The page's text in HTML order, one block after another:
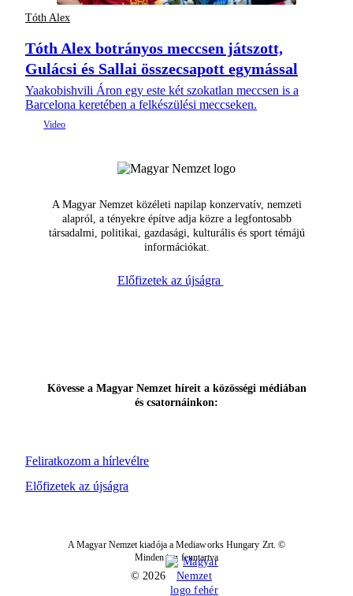
Tóth Alex
Tóth Alex botrányos meccsen játszott,
Gulácsi és Sallai összecsapott egymással
Yaakobishvili Áron egy este két szokatlan meccsen is a
Barcelona keretében a felkészülési meccseken.
A Magyar Nemzet közéleti napilap konzervatív, nemzeti
alapról, a tényekre építve adja közre a legfontosabb
társadalmi, politikai, gazdasági, kulturális és sport témájú
információkat.
Előfizetek az újságra
Feliratkozom a hírlevélre
Kövesse a Magyar Nemzet híreit a közösségi médiában
és csatornáinkon:
Előfizetek az újságra
A Magyar Nemzet kiadója a Mediaworks Hungary Zrt. ©
Minden jog fenntartva
© 2026